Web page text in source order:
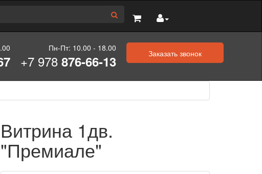
Пн-Пт: 10.00 - 18.00
+7 978876-66-13 Заказать звонок
Витрина 1дв.
"Премиале"